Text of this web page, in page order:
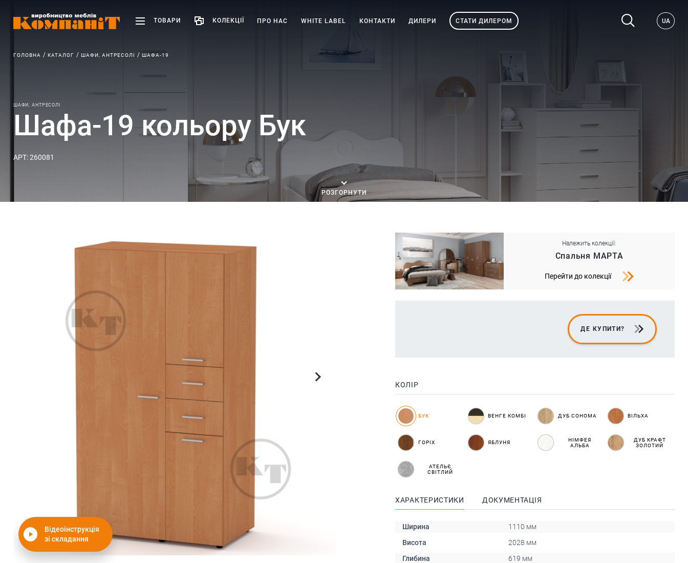
ТОВАРИ КОЛЕКЦІЇ ПРО НАС WHITE LABEL КОНТАКТИ ДИЛЕРИ СТАТИ ДИЛЕРОМ UA
ГОЛОВНА КАТАЛОГ ШАФИ, АНТРЕСОЛІ ШАФА-19
ШАФИ, АНТРЕСОЛІ
Шафа-19 кольору Бук
АРТ: 260081
РОЗГОРНУТИ
Відеоінструкція
зі складання
Належить колекції:
Спальня МАРТА
Перейти до колекції
ДЕ КУПИТИ?
КОЛІР
БУК ВЕНГЕ КОМБІ ДУБ СОНОМА ВІЛЬХА
ГОРІХ ЯБЛУНЯ
НІМФЕЯ
АЛЬБА
ДУБ КРАФТ
ЗОЛОТИЙ
АТЕЛЬЄ
СВІТЛИЙ
ХАРАКТЕРИСТИКИ ДОКУМЕНТАЦІЯ
Ширина
1110 мм
Висота
2028 мм
Глибина
619 мм